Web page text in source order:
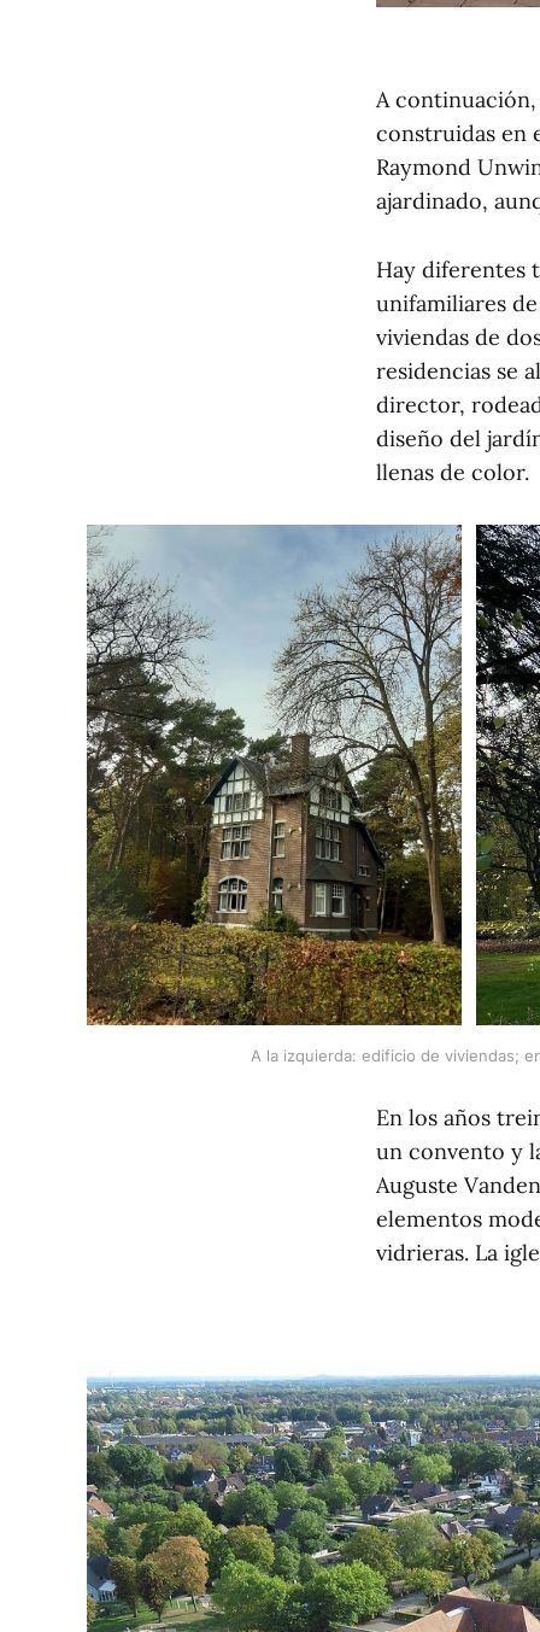
A continuación,
construidas en
Raymond
ajardinado,
Hay diferentes
unifamiliares
viviendas de
residencias se
director,
diseño del
llenas de color.
A la izquierda: edificio de viviendas;
En los años
un convento y
Auguste
elementos
vidrieras. La